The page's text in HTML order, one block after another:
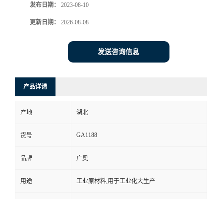
发布日期： 2023-08-10
更新日期： 2026-08-08
发送咨询信息
产品详请
产地 湖北
货号 GA1188
品牌 广奥
用途 工业原材料,用于工业化大生产